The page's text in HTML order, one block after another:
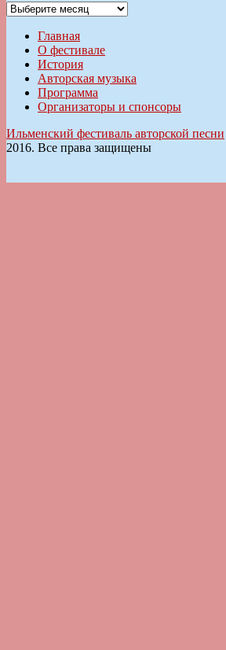
Архивы
Главная
О фестивале
История
Авторская музыка
Программа
Организаторы и спонсоры
Ильменский фестиваль авторской песни
2016. Все права защищены